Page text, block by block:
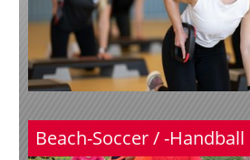
Beach-Soccer / -Handball